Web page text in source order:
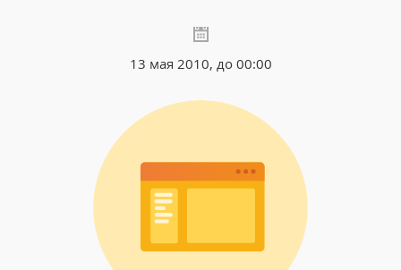
13 мая 2010, до 00:00